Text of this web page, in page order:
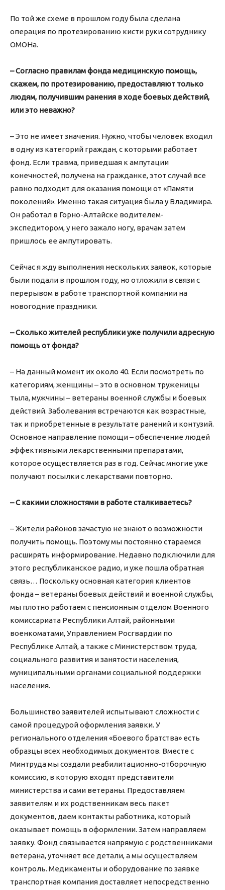
По той же схеме в прошлом году была сделана
операция по протезированию кисти руки сотруднику
ОМОНа.
– Согласно правилам фонда медицинскую помощь,
скажем, по протезированию, предоставляют только
людям, получившим ранения в ходе боевых действий,
или это неважно?
– Это не имеет значения. Нужно, чтобы человек входил
в одну из категорий граждан, с которыми работает
фонд. Если травма, приведшая к ампутации
конечностей, получена на гражданке, этот случай все
равно подходит для оказания помощи от «Памяти
поколений». Именно такая ситуация была у Владимира.
Он работал в Горно-Алтайске водителем-
экспедитором, у него зажало ногу, врачам затем
пришлось ее ампутировать.
Сейчас я жду выполнения нескольких заявок, которые
были подали в прошлом году, но отложили в связи с
перерывом в работе транспортной компании на
новогодние праздники.
– Сколько жителей республики уже получили адресную
помощь от фонда?
– На данный момент их около 40. Если посмотреть по
категориям, женщины – это в основном труженицы
тыла, мужчины – ветераны военной службы и боевых
действий. Заболевания встречаются как возрастные,
так и приобретенные в результате ранений и контузий.
Основное направление помощи – обеспечение людей
эффективными лекарственными препаратами,
которое осуществляется раз в год. Сейчас многие уже
получают посылки с лекарствами повторно.
– С какими сложностями в работе сталкиваетесь?
– Жители районов зачастую не знают о возможности
получить помощь. Поэтому мы постоянно стараемся
расширять информирование. Недавно подключили для
этого республиканское радио, и уже пошла обратная
связь… Поскольку основная категория клиентов
фонда – ветераны боевых действий и военной службы,
мы плотно работаем с пенсионным отделом Военного
комиссариата Республики Алтай, районными
военкоматами, Управлением Росгвардии по
Республике Алтай, а также с Министерством труда,
социального развития и занятости населения,
муниципальными органами социальной поддержки
населения.
Большинство заявителей испытывают сложности с
самой процедурой оформления заявки. У
регионального отделения «Боевого братства» есть
образцы всех необходимых документов. Вместе с
Минтруда мы создали реабилитационно-отборочную
комиссию, в которую входят представители
министерства и сами ветераны. Предоставляем
заявителям и их родственникам весь пакет
документов, даем контакты работника, который
оказывает помощь в оформлении. Затем направляем
заявку. Фонд связывается напрямую с родственниками
ветерана, уточняет все детали, а мы осуществляем
контроль. Медикаменты и оборудование по заявке
транспортная компания доставляет непосредственно